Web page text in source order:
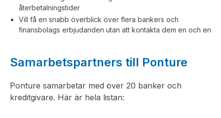
återbetalningstider
Vill få en snabb överblick över flera bankers och
finansbolags erbjudanden utan att kontakta dem en och en
Samarbetspartners till Ponture
Ponture samarbetar med över 20 banker och
kreditgivare. Här är hela listan: